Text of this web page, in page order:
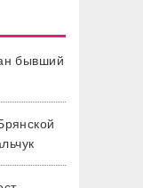
бывший